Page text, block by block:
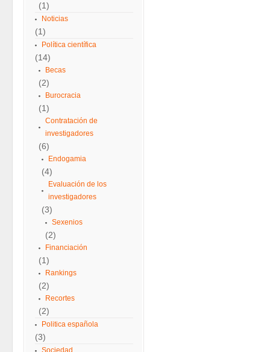
(1)
Noticias
(1)
Política científica
(14)
Becas
(2)
Burocracia
(1)
Contratación de
investigadores
(6)
Endogamia
(4)
Evaluación de los
investigadores
(3)
Sexenios
(2)
Financiación
(1)
Rankings
(2)
Recortes
(2)
Politica española
(3)
Sociedad